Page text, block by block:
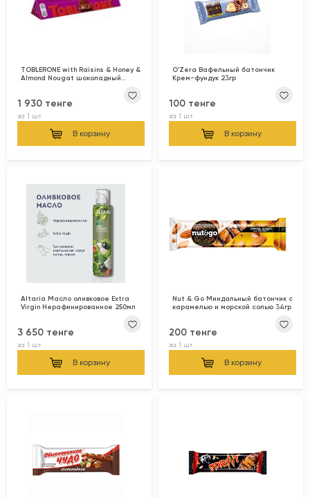
TOBLERONE with Raisins & Honey &
Almond Nougat шоколадный
1 930 тенге
за 1 шт
В корзину
O'Zera Вафельный батончик
Крем-фундук 23гр
100 тенге
за 1 шт
В корзину
Altaria Масло оливковое Extra
Virgin Нерафинированное 250мл
3 650 тенге
за 1 шт
В корзину
Nut & Go Миндальный батончик с
карамелью и морской солью 34гр
200 тенге
за 1 шт
В корзину